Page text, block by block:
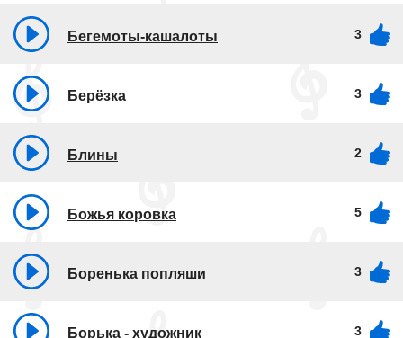
Бегемоты-кашалоты 3
Берёзка 3
Блины 2
Божья коровка 5
Боренька попляши 3
Борька - художник 3